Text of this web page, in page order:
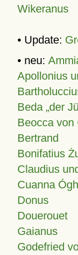
Wikeranus
• Update:
• neu:
Apollonius
Beda „der
Beocca von
Bertrand
Bonifatius
Claudius
Cuanna Ógh
Donus
Douerouet
Gaianus
Godefried